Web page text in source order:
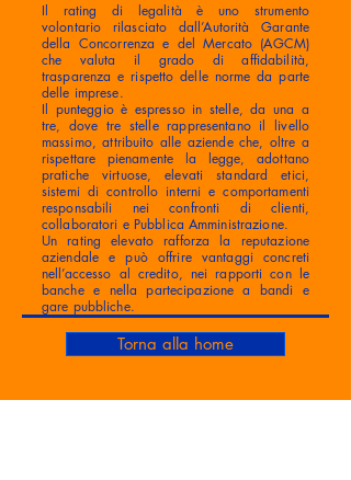
Il rating di legalità è uno strumento
volontario rilasciato dall’Autorità Garante
della Concorrenza e del Mercato (AGCM)
che valuta il grado di affidabilità,
trasparenza e rispetto delle norme da parte
delle imprese.
Il punteggio è espresso in stelle, da una a
tre, dove tre stelle rappresentano il livello
massimo, attribuito alle aziende che, oltre a
rispettare pienamente la legge, adottano
pratiche virtuose, elevati standard etici,
sistemi di controllo interni e comportamenti
responsabili nei confronti di clienti,
collaboratori e Pubblica Amministrazione.
Un rating elevato rafforza la reputazione
aziendale e può offrire vantaggi concreti
nell’accesso al credito, nei rapporti con le
banche e nella partecipazione a bandi e
gare pubbliche.
Torna alla home